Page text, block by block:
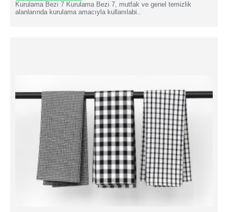
Kurulama Bezi 7 Kurulama Bezi 7, mutfak ve genel temizlik
alanlarında kurulama amacıyla kullanılabi..